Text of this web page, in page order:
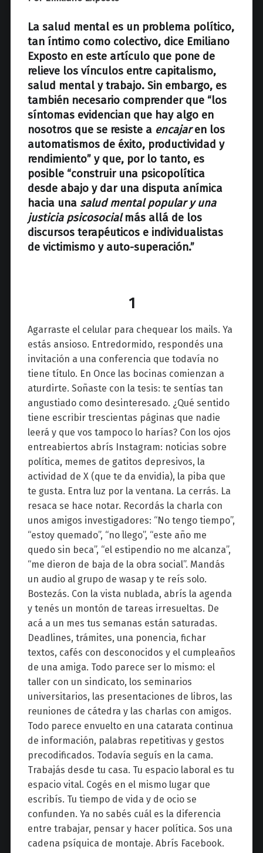
La salud mental es un problema político,
tan íntimo como colectivo, dice Emiliano
Exposto en este artículo que pone de
relieve los vínculos entre capitalismo,
salud mental y trabajo. Sin embargo, es
también necesario comprender que “los
síntomas evidencian que hay algo en
nosotros que se resiste a encajaren los
automatismos de éxito, productividad y
rendimiento” y que, por lo tanto, es
posible “construir una psicopolítica
desde abajo y dar una disputa anímica
hacia una salud mental popular y una
justicia psicosocialmás allá de los
discursos terapéuticos e individualistas
de victimismo y auto-superación.”
1
Agarraste el celular para chequear los mails. Ya
estás ansioso. Entredormido, respondés una
invitación a una conferencia que todavía no
tiene título. En Once las bocinas comienzan a
aturdirte. Soñaste con la tesis: te sentías tan
angustiado como desinteresado. ¿Qué sentido
tiene escribir trescientas páginas que nadie
leerá y que vos tampoco lo harías? Con los ojos
entreabiertos abrís Instagram: noticias sobre
política, memes de gatitos depresivos, la
actividad de X (que te da envidia), la piba que
te gusta. Entra luz por la ventana. La cerrás. La
resaca se hace notar. Recordás la charla con
unos amigos investigadores: “No tengo tiempo”,
“estoy quemado”, “no llego”, “este año me
quedo sin beca”, “el estipendio no me alcanza”,
“me dieron de baja de la obra social”. Mandás
un audio al grupo de wasap y te reís solo.
Bostezás. Con la vista nublada, abrís la agenda
y tenés un montón de tareas irresueltas. De
acá a un mes tus semanas están saturadas.
Deadlines, trámites, una ponencia, fichar
textos, cafés con desconocidos y el cumpleaños
de una amiga. Todo parece ser lo mismo: el
taller con un sindicato, los seminarios
universitarios, las presentaciones de libros, las
reuniones de cátedra y las charlas con amigos.
Todo parece envuelto en una catarata continua
de información, palabras repetitivas y gestos
precodificados. Todavía seguís en la cama.
Trabajás desde tu casa. Tu espacio laboral es tu
espacio vital. Cogés en el mismo lugar que
escribís. Tu tiempo de vida y de ocio se
confunden. Ya no sabés cuál es la diferencia
entre trabajar, pensar y hacer política. Sos una
cadena psíquica de montaje. Abrís Facebook.